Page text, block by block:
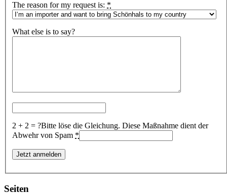
The reason for my request is: *
What else is to say?
2 + 2 = ?Bitte löse die Gleichung. Diese Maßnahme dient der
Abwehr von Spam *
Seiten